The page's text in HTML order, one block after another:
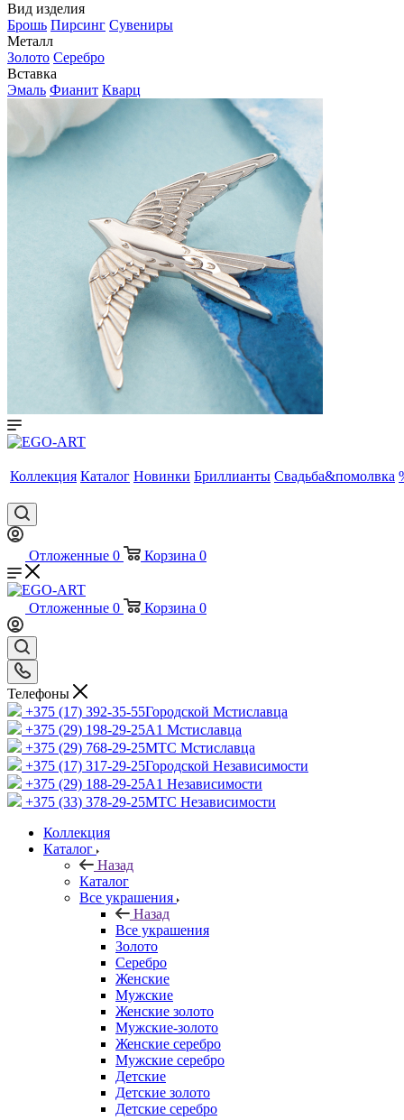
Вид изделия
Брошь Пирсинг Сувениры
Металл
Золото Серебро
Вставка
Эмаль Фианит Кварц
Коллекция Каталог Новинки Бриллианты Свадьба&помолвка
Отложенные 0 Корзина 0
Отложенные 0 Корзина 0
Телефоны
+375 (17) 392-35-55Городской Мстиславца
+375 (29) 198-29-25A1 Мстиславца
+375 (29) 768-29-25МТС Мстиславца
+375 (17) 317-29-25Городской Независимости
+375 (29) 188-29-25A1 Независимости
+375 (33) 378-29-25МТС Независимости
Коллекция
Каталог
Назад
Каталог
Все украшения
Назад
Все украшения
Золото
Серебро
Женские
Мужские
Женские золото
Мужские-золото
Женские серебро
Мужские серебро
Детские
Детские золото
Детские серебро